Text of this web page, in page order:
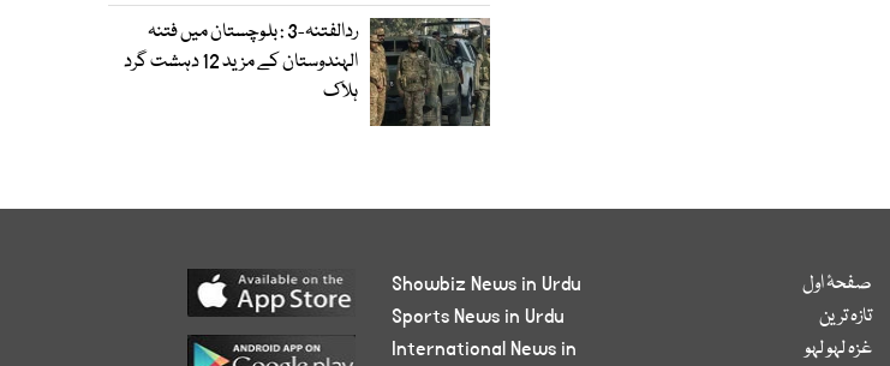
ردالفتنہ-3 : بلوچستان میں فتنہ
الہندوستان کے مزید 12 دہشت گرد
ہلاک
صفحۂ اول
تازہ ترین
غزہ لہو لہو
Showbiz News in Urdu
Sports News in Urdu
International News in